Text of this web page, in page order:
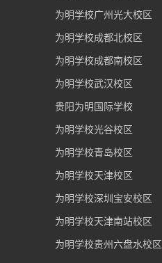
为明学校广州光大校区
为明学校成都北校区
为明学校成都南校区
为明学校武汉校区
贵阳为明国际学校
为明学校光谷校区
为明学校青岛校区
为明学校天津校区
为明学校深圳宝安校区
为明学校天津南站校区
为明学校贵州六盘水校区